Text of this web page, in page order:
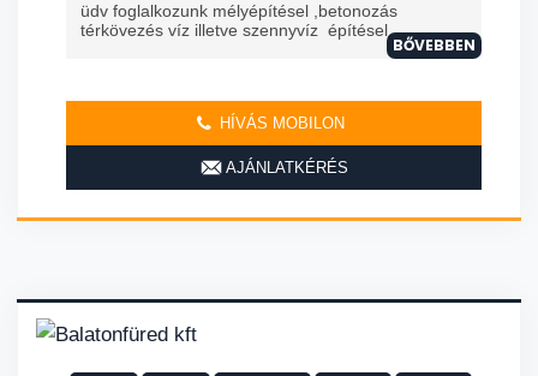
üdv foglalkozunk mélyépítésel ,betonozás
térkövezés víz illetve szennyvíz építésel
BŐVEBBEN
HÍVÁS MOBILON
AJÁNLATKÉRÉS